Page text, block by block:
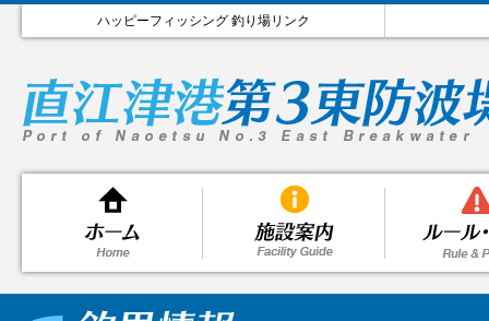
ハッピーフィッシング 釣り場リンク